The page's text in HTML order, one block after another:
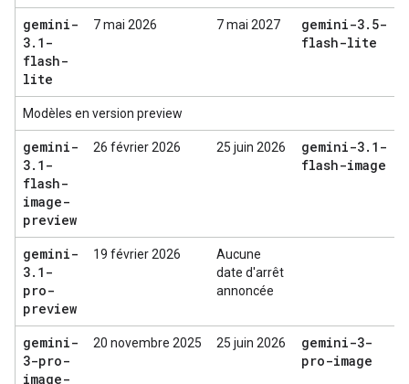
gemini-
3. 1-
flash-
lite
7 mai 2026 7 mai 2027 gemini-3. 5-
flash-lite
Modèles en version preview
gemini-
3. 1-
flash-
image-
preview
26 février 2026 25 juin 2026 gemini-3. 1-
flash-image
gemini-
3. 1-
pro-
preview
19 février 2026
Aucune
date d'arrêt
annoncée
gemini-
3-pro-
image-
20 novembre 2025 25 juin 2026
gemini-3-
pro-image